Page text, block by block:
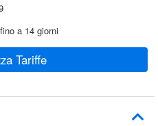
a 14 giorni
Tariffe